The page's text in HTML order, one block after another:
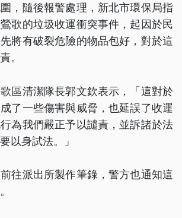
，隨後報警處理，新北市環保局指
歌的垃圾收運衝突事件，起因於民
將有破裂危險的物品包好，對於這
。
區清潔隊長郭文欽表示，「這對於
了一些傷害與威脅，也延誤了收運
為我們嚴正予以譴責，並訴諸於法
以身試法。」
往派出所製作筆錄，警方也通知這